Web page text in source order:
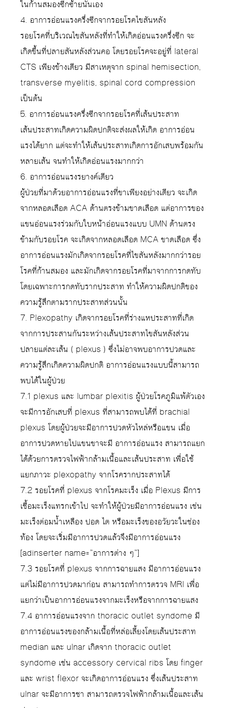
ในก้านสมองซีกซ้ายนั่นเอง
4. อาการอ่อนแรงครึ่งซีกจากรอยโรคไขสันหลัง
รอยโรคที่บริเวณไขสันหลังที่ทำให้เกิดอ่อนแรงครึ่งซีก จะ
เกิดขึ้นที่ปลายสันหลังส่วนคอ โดยรอยโรคจะอยู่ที่ lateral
CTS เพียงข้างเดียว มีสาเหตุจาก spinal hemisection,
transverse myelitis, spinal cord compression
เป็นต้น
5. อาการอ่อนแรงครึ่งซีกจากรอยโรคที่เส้นประสาท
เส้นประสาทเกิดความผิดปกติจะส่งผลให้เกิด อาการอ่อน
แรงได้ยาก แต่จะทำให้เส้นประสาทเกิดการอักเสบพร้อมกัน
หลายเส้น จนทำให้เกิดอ่อนแรงมากกว่า
6. อาการอ่อนแรงรยางค์เดียว
ผู้ป่วยที่มาด้วยอาการอ่อนแรงที่ขาเพียงอย่างเดียว จะเกิด
จากหลอดเลือด ACA ด้านตรงข้ามขาดเลือด แต่อาการของ
แขนอ่อนแรงร่วมกับใบหน้าอ่อนแรงแบบ UMN ด้านตรง
ข้ามกับรอยโรค จะเกิดจากหลอดเลือด MCA ขาดเลือด ซึ่ง
อาการอ่อนแรงมักเกิดจากรอยโรคที่ไขสันหลังมากกว่ารอย
โรคที่ก้านสมอง และมักเกิดจากรอยโรคที่มาจากการกดทับ
โดยเฉพาะการกดทับรากประสาท ทำให้ความผิดปกติของ
ความรู้สึกตามรากประสาทส่วนนั้น
7. Plexopathy เกิดจากรอยโรคที่ร่างแหประสาทที่เกิด
จากการประสานกันระหว่างเส้นประสาทไขสันหลังส่วน
ปลายแต่ละเส้น ( plexus ) ซึ่งไม่อาจพบอาการปวดและ
ความรู้สึกเกิดความผิดปกติ อาการอ่อนแรงแบบนี้สามารถ
พบได้ในผู้ป่วย
7.1 plexus และ lumbar plexitis ผู้ป่วยโรคภูมิแพ้ตัวเอง
จะมีการอักเสบที่ plexus ที่สามารถพบได้ที่ brachial
plexus โดยผู้ป่วยจะมีอาการปวดหัวไหล่หรือแขน เมื่อ
อาการปวดหายไปแขนขาจะมี อาการอ่อนแรง สามารถแยก
ได้ด้วยการตรวจไฟฟ้ากล้ามเนื้อและเส้นประสาท เพื่อใช้
แยกภาวะ plexopathy จากโรครากประสาทได้
7.2 รอยโรคที่ plexus จากโรคมะเร็ง เมื่อ Plexus มีการ
เชื้อมะเร็งแทรกเข้าไป จะทำให้ผู้ป่วยมีอาการอ่อนแรง เช่น
มะเร็งต่อมน้ำเหลือง ปอด ไต หรือมะเร็งของอวัยวะในช่อง
ท้อง โดยจะเริ่มมีอาการปวดแล้วจึงมีอาการอ่อนแรง
[adinserter name=”อาการต่าง ๆ”]
7.3 รอยโรคที่ plexus จากการฉายแสง มีอาการอ่อนแรง
แต่ไม่มีอาการปวดมาก่อน สามารถทำการตรวจ MRI เพื่อ
แยกว่าเป็นอาการอ่อนแรงจากมะเร็งหรือจากการฉายแสง
7.4 อาการอ่อนแรงจาก thoracic outlet syndome มี
อาการอ่อนแรงของกล้ามเนื้อที่หล่อเลี้ยงโดยเส้นประสาท
median และ ulnar เกิดจาก thoracic outlet
syndome เช่น accessory cervical ribs โดย finger
และ wrist flexor จะเกิดอาการอ่อนแรง ซึ่งเส้นประสาท
ulnar จะมีอาการชา สามารถตรวจไฟฟ้ากล้ามเนื้อและเส้น